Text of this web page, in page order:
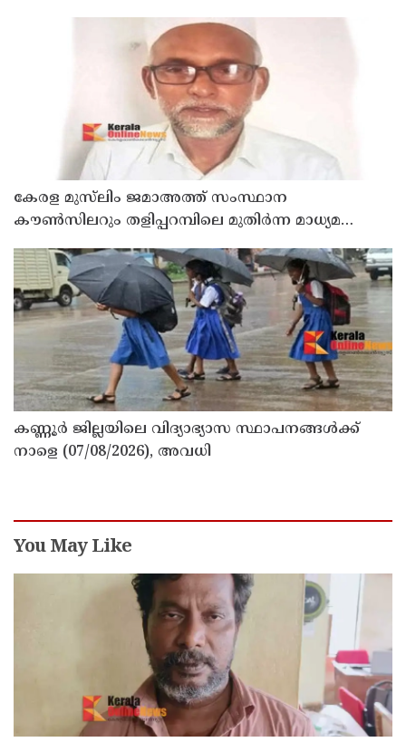
കാണിച്ചതായി ആരോപണം
കേരള മുസ്‌ലിം ജമാഅത്ത് സംസ്ഥാന
കൗൺസിലറും തളിപ്പറമ്പിലെ മുതിർന്ന മാധ്യമ
നിര്യാതനായി
കണ്ണൂർ ജില്ലയിലെ വിദ്യാഭ്യാസ സ്ഥാപനങ്ങള്‍ക്ക്
നാളെ (07/08/2026), അവധി
You May Like